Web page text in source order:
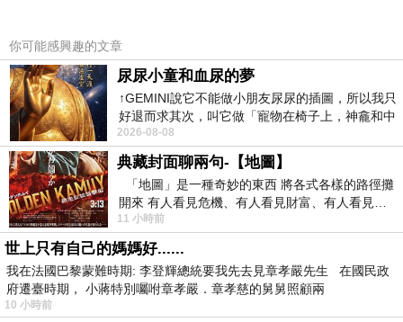
焦慮的旁觀派：看著科技日新月異，在一旁觀望、害怕，
卻不知道該如何跨出第一步。
但你發現了嗎？我們似乎把這件事情想得太複雜了。AI 難
道真的需要我們去迎合它的「機器語言」嗎？AI 教母的啟
示：AI 其實一直在學習人類的「視覺與心靈」享譽全球的
AI 教母李飛飛（Fei-Fei Li）曾主導過一個改變世界的關鍵
項目——ImageNet。當時，她和團隊「餵」給電腦數以百
萬計的圖片，去訓練電腦看懂這個世界。李飛飛的核心理
念始終是「以人為本的 AI」（Human-Centered AI）。這
意味著，AI 的誕生不是為了讓人類變成機器人，而是機器
你可能感興趣的文章
尿尿小童和血尿的夢
↑GEMINI說它不能做小朋友尿尿的插圖，所以我只
好退而求其次，叫它做「寵物在椅子上，神龕和中
年人臉孔」的畫了。 六月底
2026-08-08
典藏封面聊兩句-【地圖】
「地圖」是一種奇妙的東西 將各式各樣的路徑攤
開來 有人看見危機、有人看見財富、有人看見…
從中可以發掘出不同的
11 小時前
世上只有自己的媽媽好......
我在法國巴黎蒙難時期: 李登輝總統要我先去見章孝嚴先生 在國民政
府遷臺時期， 小蔣特別囑咐章孝嚴．章孝慈的舅舅照顧兩
10 小時前